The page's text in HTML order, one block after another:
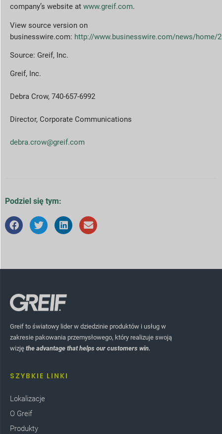
company’s website at www.greif.com.
View source version on
businesswire.com: http://www.businesswire.com/news/home/
Source: Greif, Inc.
Greif, Inc.
Debra Crow, 740-657-6992
Director, Corporate Communications
debra.crow@greif.com
Podziel się tym:
Greif to światowy lider w dziedzinie produktów i usług w
zakresie pakowania przemysłowego, który realizuje swoją
wizję the advantage that helps our customers win.
SZYBKIE LINKI
Lokalizacje
O Greif
Produkty